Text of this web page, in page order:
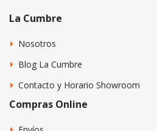
La Cumbre
Nosotros
Blog La Cumbre
Contacto y Horario Showroom
Compras Online